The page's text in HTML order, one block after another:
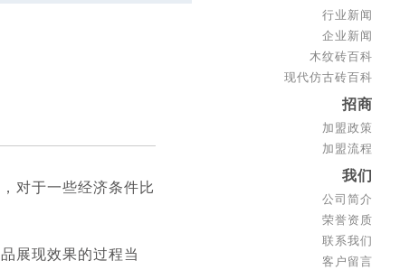
行业新闻
企业新闻
木纹砖百科
现代仿古砖百科
招商
加盟政策
加盟流程
我们
公司简介
荣誉资质
联系我们
客户留言
对于一些经济条件比
展现效果的过程当